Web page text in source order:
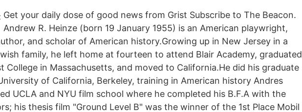
Get your daily dose of good news from Grist Subscribe to The Beacon.
Andrew R. Heinze (born 19 January 1955) is an American playwright,
and scholar of American history.Growing up in New Jersey in a
family, he left home at fourteen to attend Blair Academy, graduated
College in Massachusetts, and moved to California.He did his graduate
of California, Berkeley, training in American history Andres
UCLA and NYU film school where he completed his B.F.A with the
his thesis film "Ground Level B" was the winner of the 1st Place Mobil